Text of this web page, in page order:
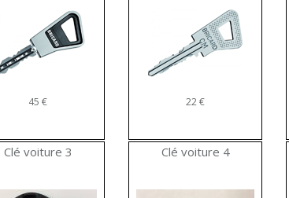
45 €
Clé voiture 3
22 €
Clé voiture 4